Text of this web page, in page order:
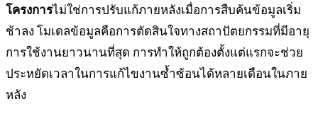
โครงการไม่ใช่การปรับแก้ภายหลังเมื่อการสืบค้นข้อมูลเริ่ม
ช้าลง โมเดลข้อมูลคือการตัดสินใจทางสถาปัตยกรรมที่มีอายุ
การใช้งานยาวนานที่สุด การทำให้ถูกต้องตั้งแต่แรกจะช่วย
ประหยัดเวลาในการแก้ไขงานซ้ำซ้อนได้หลายเดือนในภาย
หลัง